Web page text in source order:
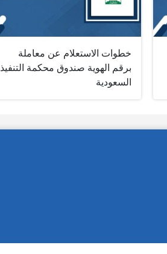
خطوات الاستعلام عن معاملة
برقم الهوية صندوق محكمة التنفيذ
السعودية